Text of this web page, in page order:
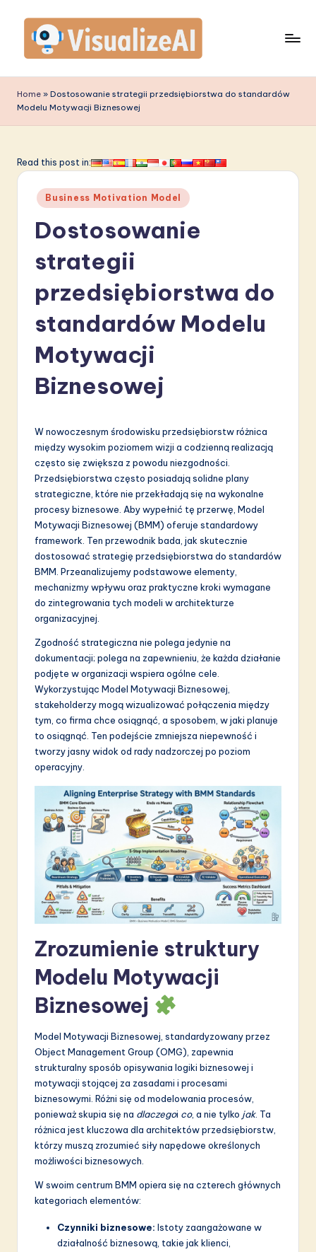
content
is
u
li
A
in
A
S
o
w
Home » Dostosowanie strategii przedsiębiorstwa do standardów
Modelu Motywacji Biznesowej
Read this post in:
Posted
in
Business Motivation Model
Dostosowanie
strategii
przedsiębiorstwa do
standardów Modelu
Motywacji
Biznesowej
W nowoczesnym środowisku przedsiębiorstw różnica
między wysokim poziomem wizji a codzienną realizacją
często się zwiększa z powodu niezgodności.
Przedsiębiorstwa często posiadają solidne plany
strategiczne, które nie przekładają się na wykonalne
procesy biznesowe. Aby wypełnić tę przerwę, Model
Motywacji Biznesowej (BMM) oferuje standardowy
framework. Ten przewodnik bada, jak skutecznie
dostosować strategię przedsiębiorstwa do standardów
BMM. Przeanalizujemy podstawowe elementy,
mechanizmy wpływu oraz praktyczne kroki wymagane
do zintegrowania tych modeli w architekturze
organizacyjnej.
Zgodność strategiczna nie polega jedynie na
dokumentacji; polega na zapewnieniu, że każda działanie
podjęte w organizacji wspiera ogólne cele.
Wykorzystując Model Motywacji Biznesowej,
stakeholderzy mogą wizualizować połączenia między
tym, co firma chce osiągnąć, a sposobem, w jaki planuje
to osiągnąć. Ten podejście zmniejsza niepewność i
tworzy jasny widok od rady nadzorczej po poziom
operacyjny.
Zrozumienie struktury
Modelu Motywacji
Biznesowej
Model Motywacji Biznesowej, standardyzowany przez
Object Management Group (OMG), zapewnia
strukturalny sposób opisywania logiki biznesowej i
motywacji stojącej za zasadami i procesami
biznesowymi. Różni się od modelowania procesów,
ponieważ skupia się na dlaczegoi co, a nie tylko jak. Ta
różnica jest kluczowa dla architektów przedsiębiorstw,
którzy muszą zrozumieć siły napędowe określonych
możliwości biznesowych.
W swoim centrum BMM opiera się na czterech głównych
kategoriach elementów:
Czynniki biznesowe: Istoty zaangażowane w
działalność biznesową, takie jak klienci,